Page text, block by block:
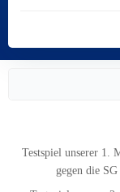
Testspiel unserer 1.
gegen die